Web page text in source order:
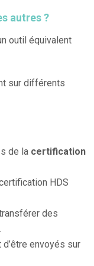
autres ?
outil équivalent
sur différents
de la certification
HDS
des
d’être envoyés sur